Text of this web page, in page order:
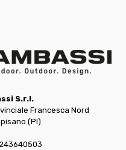
S.r.l.
Francesca Nord
(PI)